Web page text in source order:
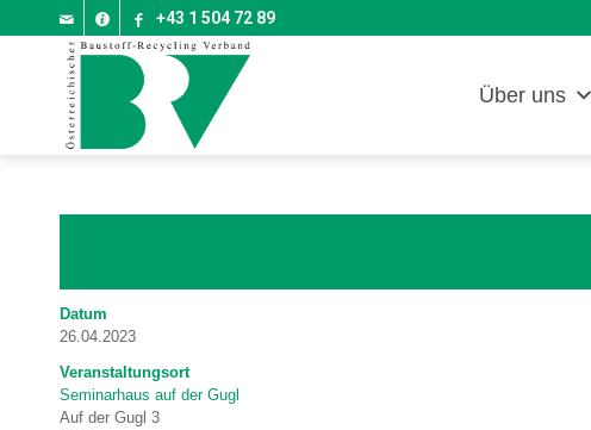
+43 1 504 72 89
Über uns
Datum
26.04.2023
Veranstaltungsort
Seminarhaus auf der Gugl
Auf der Gugl 3